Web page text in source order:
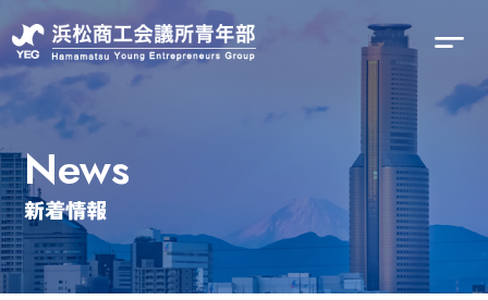
News
新着情報